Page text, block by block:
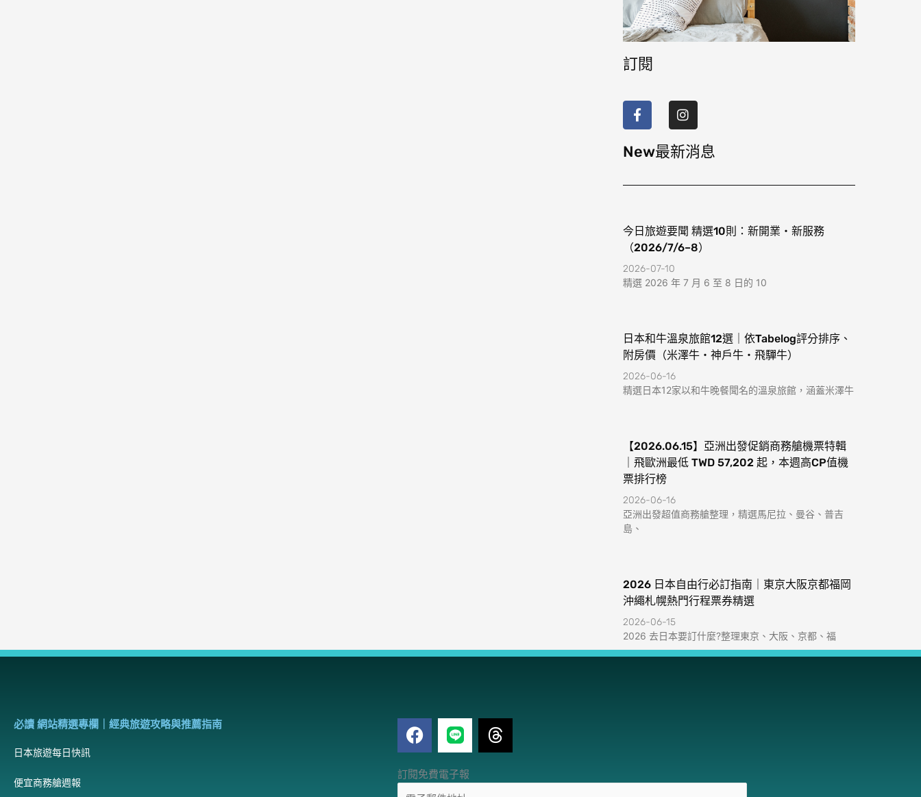
訂閱
a
c
e
b
o
k
n
s
t
a
g
a
New最新消息
今日旅遊要聞 精選10則：新開業・新服務
（2026/7/6–8）
2026-07-10
精選 2026 年 7 月 6 至 8 日的 10
日本和牛溫泉旅館12選｜依Tabelog評分排序、
附房價（米澤牛・神戶牛・飛驒牛）
2026-06-16
精選日本12家以和牛晚餐聞名的溫泉旅館，涵蓋米澤牛
【2026.06.15】亞洲出發促銷商務艙機票特輯
｜飛歐洲最低 TWD 57,202 起，本週高CP值機
票排行榜
2026-06-16
亞洲出發超值商務艙整理，精選馬尼拉、曼谷、普吉
島、
2026 日本自由行必訂指南｜東京大阪京都福岡
沖繩札幌熱門行程票券精選
2026-06-15
2026 去日本要訂什麼?整理東京、大阪、京都、福
必讀 網站精選專欄｜經典旅遊攻略與推薦指南
日本旅遊每日快訊
便宜商務艙週報
F
a
e
T
h
訂閱免費電子報
電